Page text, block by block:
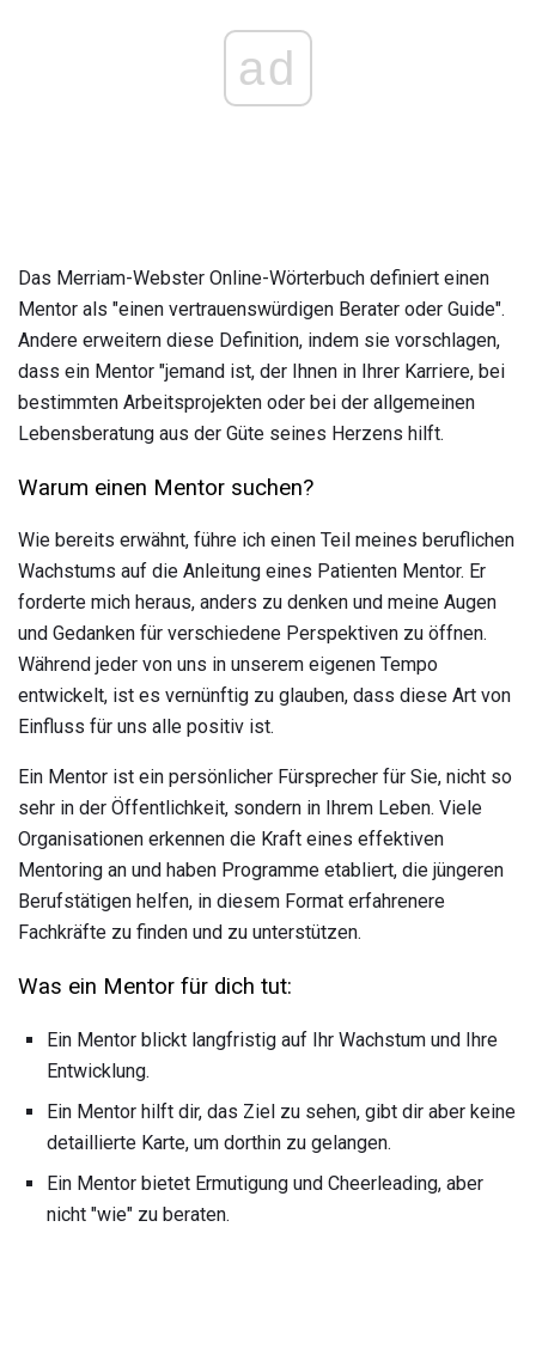
ad
Das Merriam-Webster Online-Wörterbuch definiert einen
Mentor als "einen vertrauenswürdigen Berater oder Guide".
Andere erweitern diese Definition, indem sie vorschlagen,
dass ein Mentor "jemand ist, der Ihnen in Ihrer Karriere, bei
bestimmten Arbeitsprojekten oder bei der allgemeinen
Lebensberatung aus der Güte seines Herzens hilft.
Warum einen Mentor suchen?
Wie bereits erwähnt, führe ich einen Teil meines beruflichen
Wachstums auf die Anleitung eines Patienten Mentor. Er
forderte mich heraus, anders zu denken und meine Augen
und Gedanken für verschiedene Perspektiven zu öffnen.
Während jeder von uns in unserem eigenen Tempo
entwickelt, ist es vernünftig zu glauben, dass diese Art von
Einfluss für uns alle positiv ist.
Ein Mentor ist ein persönlicher Fürsprecher für Sie, nicht so
sehr in der Öffentlichkeit, sondern in Ihrem Leben. Viele
Organisationen erkennen die Kraft eines effektiven
Mentoring an und haben Programme etabliert, die jüngeren
Berufstätigen helfen, in diesem Format erfahrenere
Fachkräfte zu finden und zu unterstützen.
Was ein Mentor für dich tut:
Ein Mentor blickt langfristig auf Ihr Wachstum und Ihre
Entwicklung.
Ein Mentor hilft dir, das Ziel zu sehen, gibt dir aber keine
detaillierte Karte, um dorthin zu gelangen.
Ein Mentor bietet Ermutigung und Cheerleading, aber
nicht "wie" zu beraten.